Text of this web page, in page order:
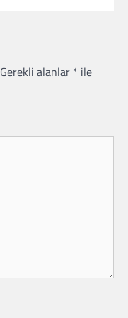
Gerekli alanlar * ile